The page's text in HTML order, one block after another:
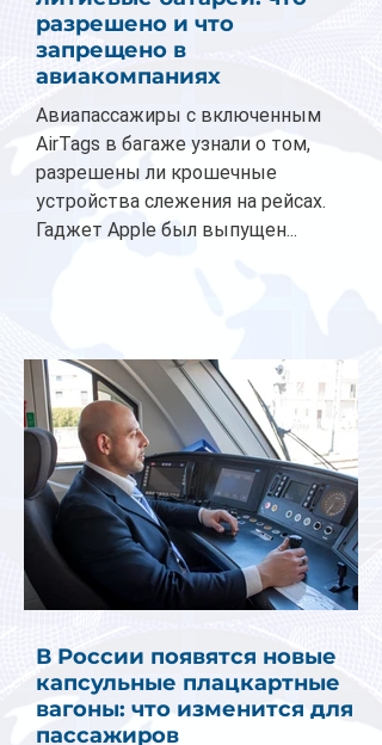
разрешено и что
запрещено в
авиакомпаниях
Авиапассажиры с включенным
AirTags в багаже узнали о том,
разрешены ли крошечные
устройства слежения на рейсах.
Гаджет Apple был выпущен...
В России появятся новые
капсульные плацкартные
вагоны: что изменится для
пассажиров